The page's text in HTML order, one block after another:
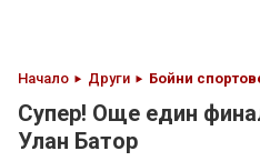
Начало Други Бойни
Супер! Още един
Улан Батор